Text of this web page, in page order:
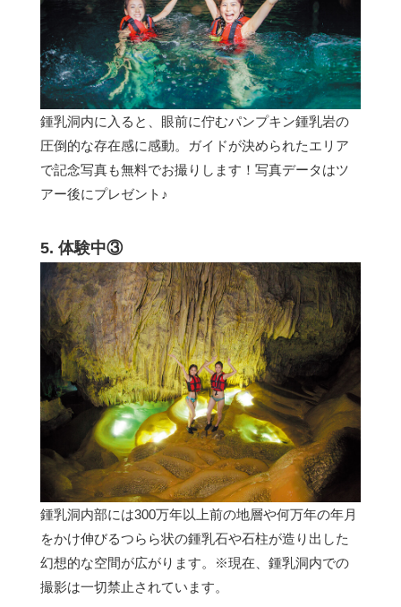
鍾乳洞内に入ると、眼前に佇むパンプキン鍾乳岩の
圧倒的な存在感に感動。ガイドが決められたエリア
で記念写真も無料でお撮りします！写真データはツ
アー後にプレゼント♪
5. 体験中③
鍾乳洞内部には300万年以上前の地層や何万年の年月
をかけ伸びるつらら状の鍾乳石や石柱が造り出した
幻想的な空間が広がります。※現在、鍾乳洞内での
撮影は一切禁止されています。